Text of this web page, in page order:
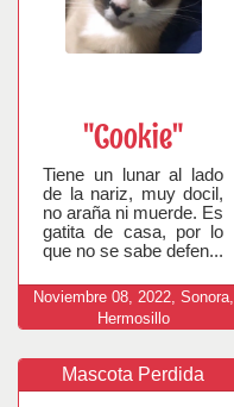
"Cookie"
Tiene un lunar al lado
de la nariz, muy docil,
no araña ni muerde. Es
gatita de casa, por lo
que no se sabe defen...
Noviembre 08, 2022, Sonora,
Hermosillo
Mascota Perdida